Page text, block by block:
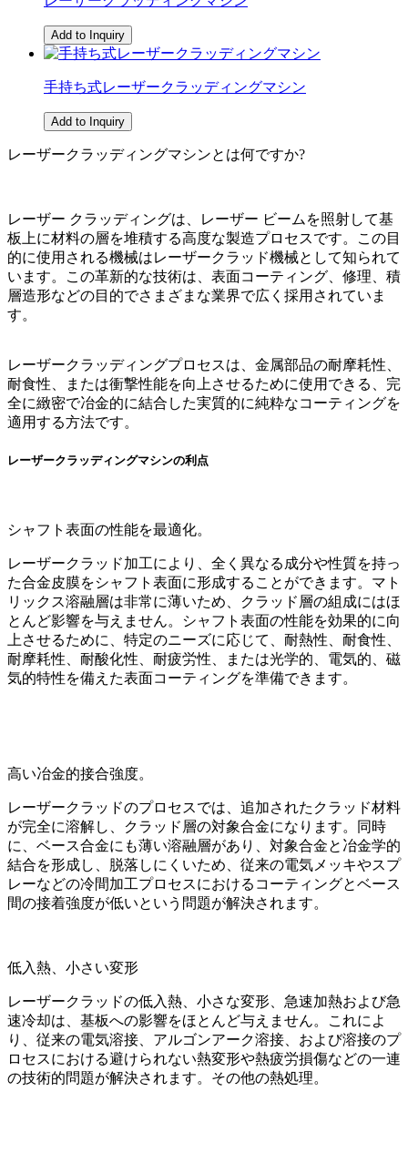
Add to Inquiry
手持ち式レーザークラッディングマシン
Add to Inquiry
レーザークラッディングマシンとは何ですか?
レーザー クラッディングは、レーザー ビームを照射して基
板上に材料の層を堆積する高度な製造プロセスです。この目
的に使用される機械はレーザークラッド機械として知られて
います。この革新的な技術は、表面コーティング、修理、積
層造形などの目的でさまざまな業界で広く採用されていま
す。
レーザークラッディングプロセスは、金属部品の耐摩耗性、
耐食性、または衝撃性能を向上させるために使用できる、完
全に緻密で冶金的に結合した実質的に純粋なコーティングを
適用する方法です。
レーザークラッディングマシンの利点
シャフト表面の性能を最適化。
レーザークラッド加工により、全く異なる成分や性質を持っ
た合金皮膜をシャフト表面に形成することができます。マト
リックス溶融層は非常に薄いため、クラッド層の組成にはほ
とんど影響を与えません。シャフト表面の性能を効果的に向
上させるために、特定のニーズに応じて、耐熱性、耐食性、
耐摩耗性、耐酸化性、耐疲労性、または光学的、電気的、磁
気的特性を備えた表面コーティングを準備できます。
高い冶金的接合強度。
レーザークラッドのプロセスでは、追加されたクラッド材料
が完全に溶解し、クラッド層の対象合金になります。同時
に、ベース合金にも薄い溶融層があり、対象合金と冶金学的
結合を形成し、脱落しにくいため、従来の電気メッキやスプ
レーなどの冷間加工プロセスにおけるコーティングとベース
間の接着強度が低いという問題が解決されます。
低入熱、小さい変形
レーザークラッドの低入熱、小さな変形、急速加熱および急
速冷却は、基板への影響をほとんど与えません。これによ
り、従来の電気溶接、アルゴンアーク溶接、および溶接のプ
ロセスにおける避けられない熱変形や熱疲労損傷などの一連
の技術的問題が解決されます。その他の熱処理。